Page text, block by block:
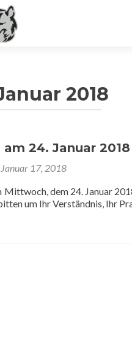
2018
24. Januar 2018
Januar 17, 2018
Mittwoch, dem 24. Januar
um Ihr Verständnis, Ihr